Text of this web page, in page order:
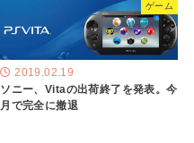
ゲーム
2019.02.19
ソニー、Vitaの出荷終了を発表。今
月で完全に撤退